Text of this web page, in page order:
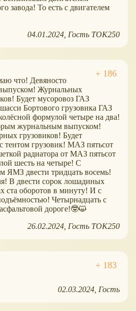
завода! То есть с двигателем
04.01.2024 Гость ТОК250
что! Девяносто
Журнальных
Будет мусоровоз ГАЗ
Бортового грузовика ГАЗ
формулой четыре на два!
журнальным выпуском!
грузовиков! Будет
тентом грузовик! МАЗ пятьсот
радиатора от МАЗ пятьсот
шесть на четыре! С
ЯМЗ двести тридцать восемь!
В двести сорок лошадиных
ста оборотов в минуту! И с
Четырнадцать с
дороге!🤓😺
26.02.2024 Гость ТОК250
02.03.2024 Гость